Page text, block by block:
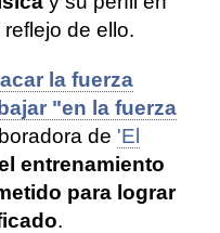
de ello.
la fuerza
"en la fuerza
de 'El
entrenamiento
para lograr
.